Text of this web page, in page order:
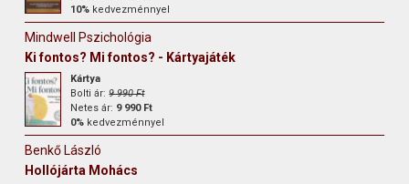
10% kedvezménnyel
Mindwell Pszichológia
Ki fontos? Mi fontos? - Kártyajáték
Kártya
Bolti ár:9 990 Ft
Netes ár: 9 990 Ft
0% kedvezménnyel
Benkő László
Hollójárta Mohács